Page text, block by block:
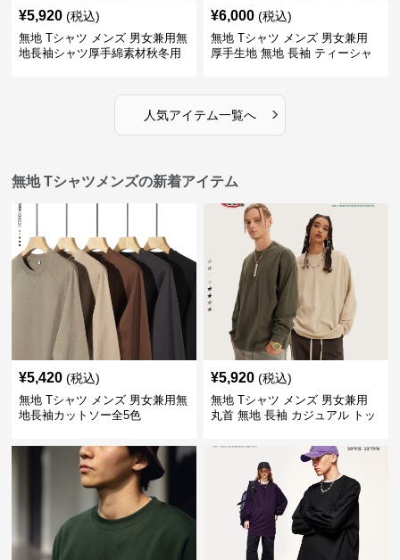
¥5,920 (税込)
無地 Tシャツ メンズ 男女兼用無
地長袖シャツ厚手綿素材秋冬用
¥6,000 (税込)
無地 Tシャツ メンズ 男女兼用
厚手生地 無地 長袖 ティーシャ
人気アイテム一覧へ ›
無地 Tシャツメンズの新着アイテム
¥5,420 (税込)
無地 Tシャツ メンズ 男女兼用無
地長袖カットソー全5色
¥5,920 (税込)
無地 Tシャツ メンズ 男女兼用
丸首 無地 長袖 カジュアル トッ